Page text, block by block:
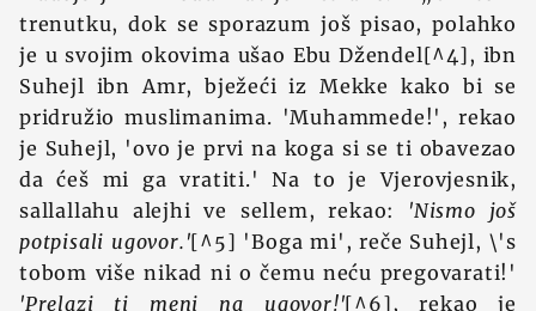
trenutku, dok se sporazum još pisao, polahko
je u svojim okovima ušao Ebu Džendel[^4], ibn
Suhejl ibn Amr, bježeći iz Mekke kako bi se
pridružio muslimanima. 'Muhammede!', rekao
je Suhejl, 'ovo je prvi na koga si se ti obavezao
da ćeš mi ga vratiti.' Na to je Vjerovjesnik,
sallallahu alejhi ve sellem, rekao:
'Nismo još
potpisali ugovor.'[^5] 'Boga mi', reče Suhejl, \'s
tobom više nikad ni o čemu neću pregovarati!'
'Prelazi ti meni na ugovor!'[^6], rekao je